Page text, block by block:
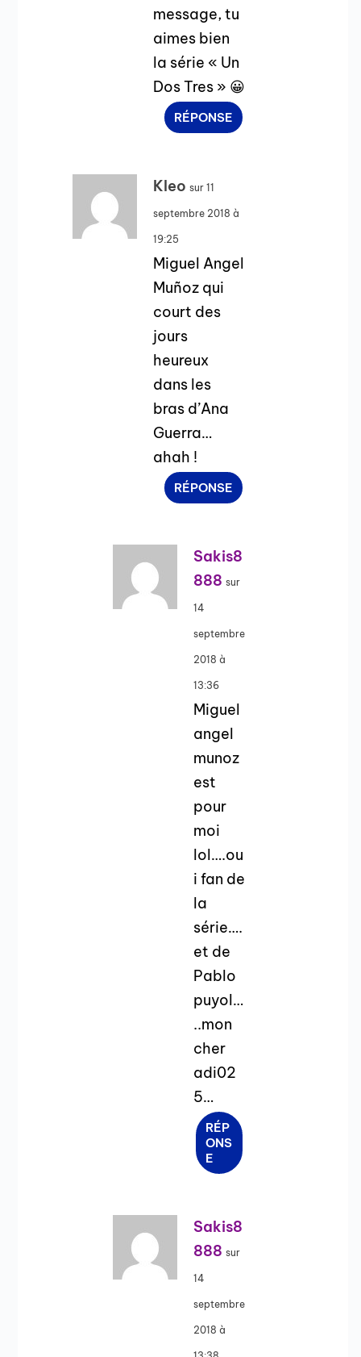
message, tu
aimes bien
la série « Un
Dos Tres » 😀
RÉPONSE
Kleo sur 11
septembre 2018 à
19:25
Miguel Angel
Muñoz qui
court des
jours
heureux
dans les
bras d’Ana
Guerra…
ahah !
RÉPONSE
Sakis8
888 sur
14
septembre
2018 à
13:36
Miguel
angel
munoz
est
pour
moi
lol….ou
i fan de
la
série….
et de
Pablo
puyol…
..mon
cher
adi02
5…
RÉP
ONS
E
Sakis8
888 sur
14
septembre
2018 à